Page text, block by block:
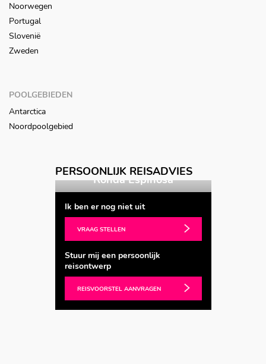
Noorwegen
Portugal
Slovenië
Zweden
POOLGEBIEDEN
Antarctica
Noordpoolgebied
PERSOONLIJK REISADVIES
Espinosa Sheila Luijten
Ik ben er nog niet uit
VRAAG STELLEN
Stuur mij een persoonlijk
reisontwerp
REISVOORSTEL AANVRAGEN